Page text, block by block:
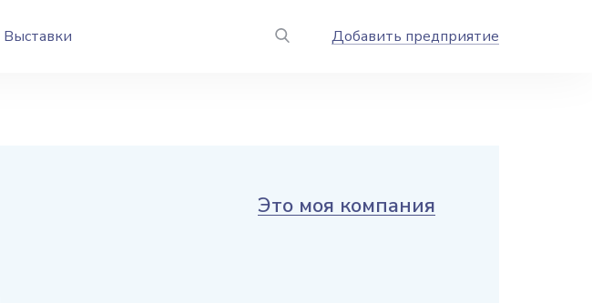
Выставки Добавить предприятие
Это моя компания